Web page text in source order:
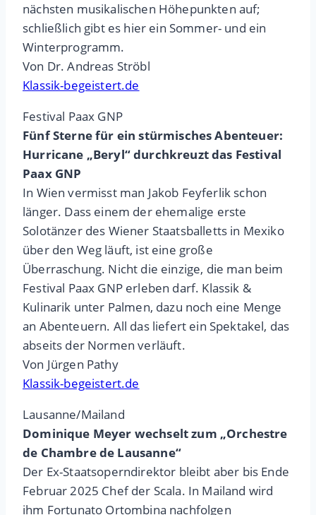
nächsten musikalischen Höhepunkten auf;
schließlich gibt es hier ein Sommer- und ein
Winterprogramm.
Von Dr. Andreas Ströbl
Klassik-begeistert.de
Festival Paax GNP
Fünf Sterne für ein stürmisches Abenteuer:
Hurricane „Beryl“ durchkreuzt das Festival
Paax GNP
In Wien vermisst man Jakob Feyferlik schon
länger. Dass einem der ehemalige erste
Solotänzer des Wiener Staatsballetts in Mexiko
über den Weg läuft, ist eine große
Überraschung. Nicht die einzige, die man beim
Festival Paax GNP erleben darf. Klassik &
Kulinarik unter Palmen, dazu noch eine Menge
an Abenteuern. All das liefert ein Spektakel, das
abseits der Normen verläuft.
Von Jürgen Pathy
Klassik-begeistert.de
Lausanne/Mailand
Dominique Meyer wechselt zum „Orchestre
de Chambre de Lausanne“
Der Ex-Staatsoperndirektor bleibt aber bis Ende
Februar 2025 Chef der Scala. In Mailand wird
ihm Fortunato Ortombina nachfolgen